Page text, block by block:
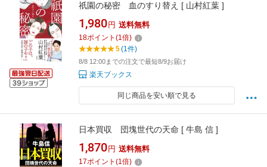
祇園の秘密 血のすり替え [ 山村紅葉 ]
1,980 円 送料無料
18ポイント (1倍)
5(1件)
8/8 12:00までの注文で最短8/9お届け
楽天ブックス
同じ商品を安い順で見る
日本買収 団塊世代の天命 [ 牛島 信 ]
1,870 円 送料無料
17ポイント (1倍)